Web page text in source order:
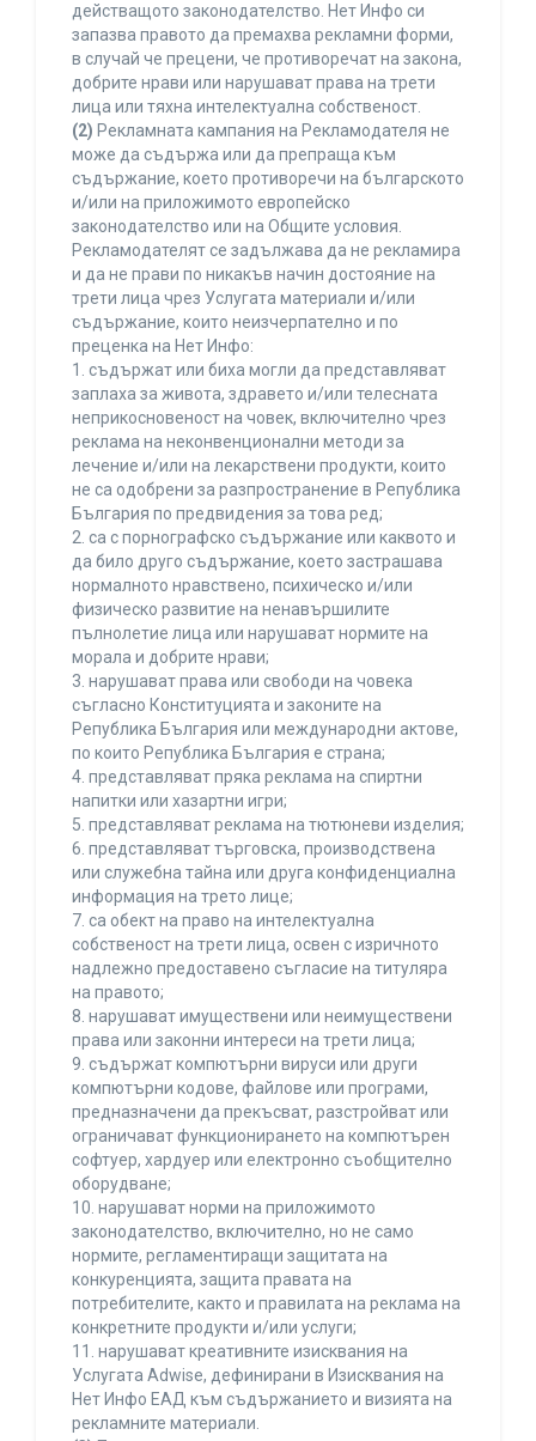
действащото законодателство. Нет Инфо си
запазва правото да премахва рекламни форми,
в случай че прецени, че противоречат на закона,
добрите нрави или нарушават права на трети
лица или тяхна интелектуална собственост.
(2) Рекламната кампания на Рекламодателя не
може да съдържа или да препраща към
съдържание, което противоречи на българското
и/или на приложимото европейско
законодателство или на Общите условия.
Рекламодателят се задължава да не рекламира
и да не прави по никакъв начин достояние на
трети лица чрез Услугата материали и/или
съдържание, които неизчерпателно и по
преценка на Нет Инфо:
1. съдържат или биха могли да представляват
заплаха за живота, здравето и/или телесната
неприкосновеност на човек, включително чрез
реклама на неконвенционални методи за
лечение и/или на лекарствени продукти, които
не са одобрени за разпространение в Република
България по предвидения за това ред;
2. са с порнографско съдържание или каквото и
да било друго съдържание, което застрашава
нормалното нравствено, психическо и/или
физическо развитие на ненавършилите
пълнолетие лица или нарушават нормите на
морала и добрите нрави;
3. нарушават права или свободи на човека
съгласно Конституцията и законите на
Република България или международни актове,
по които Република България е страна;
4. представляват пряка реклама на спиртни
напитки или хазартни игри;
5. представляват реклама на тютюневи изделия;
6. представляват търговска, производствена
или служебна тайна или друга конфиденциална
информация на трето лице;
7. са обект на право на интелектуална
собственост на трети лица, освен с изричното
надлежно предоставено съгласие на титуляра
на правото;
8. нарушават имуществени или неимуществени
права или законни интереси на трети лица;
9. съдържат компютърни вируси или други
компютърни кодове, файлове или програми,
предназначени да прекъсват, разстройват или
ограничават функционирането на компютърен
софтуер, хардуер или електронно съобщително
оборудване;
10. нарушават норми на приложимото
законодателство, включително, но не само
нормите, регламентиращи защитата на
конкуренцията, защита правата на
потребителите, както и правилата на реклама на
конкретните продукти и/или услуги;
11. нарушават креативните изисквания на
Услугата Adwise, дефинирани в Изисквания на
Нет Инфо ЕАД към съдържанието и визията на
рекламните материали.